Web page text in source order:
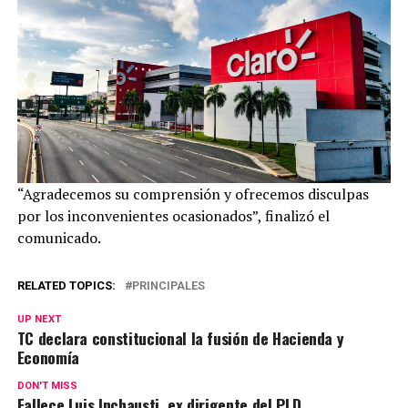
“Agradecemos su comprensión y ofrecemos disculpas
por los inconvenientes ocasionados”, finalizó el
comunicado.
RELATED TOPICS: PRINCIPALES
UP NEXT
TC declara constitucional la fusión de Hacienda y
Economía
DON'T MISS